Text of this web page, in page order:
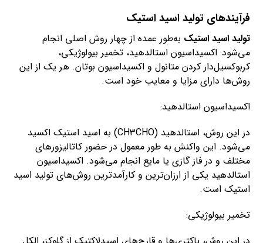
فرآیندهای تولید اسید استیک
تولید اسید استیک به‌طور عمده از چهار روش اصلی انجام
می‌شود: اکسیداسیون استالدهید، تخمیر بیولوژیکی،
کربوکسیل‌دار کردن متانول و اکسیداسیون بوتان. هر یک از این
روش‌ها دارای مزایا و معایب خود است.
اکسیداسیون استالدهید:
در این روش، استالدهید (CH3CHO) به اسید استیک اکسید
می‌شود. این واکنش به ‌طور معمول در حضور کاتالیزورهای
مختلف و در فاز گازی یا مایع انجام می‌شود. اکسیداسیون
استالدهید یکی از ارزان‌ترین و کارآمدترین روش‌های تولید اسید
استیک است.
تخمیر بیولوژیکی: